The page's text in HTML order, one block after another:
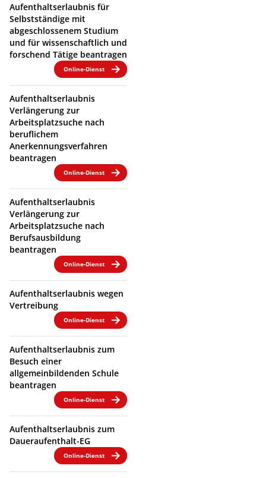
Aufenthaltserlaubnis für
Selbstständige mit
abgeschlossenem Studium
und für wissenschaftlich und
forschend Tätige beantragen
Online-Dienst
Aufenthaltserlaubnis
Verlängerung zur
Arbeitsplatzsuche nach
beruflichem
Anerkennungsverfahren
beantragen
Online-Dienst
Aufenthaltserlaubnis
Verlängerung zur
Arbeitsplatzsuche nach
Berufsausbildung
beantragen
Online-Dienst
Aufenthaltserlaubnis wegen
Vertreibung
Online-Dienst
Aufenthaltserlaubnis zum
Besuch einer
allgemeinbildenden Schule
beantragen
Online-Dienst
Aufenthaltserlaubnis zum
Daueraufenthalt-EG
Online-Dienst